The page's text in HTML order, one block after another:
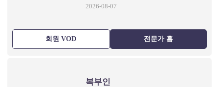
2026-08-07
회원 VOD 전문가 홈
복부인